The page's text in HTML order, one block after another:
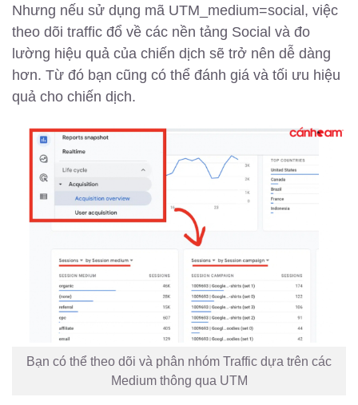
Nhưng nếu sử dụng mã UTM_medium=social, việc
theo dõi traffic đổ về các nền tảng Social và đo
lường hiệu quả của chiến dịch sẽ trở nên dễ dàng
hơn. Từ đó bạn cũng có thể đánh giá và tối ưu hiệu
quả cho chiến dịch.
Bạn có thể theo dõi và phân nhóm Traffic dựa trên các
Medium thông qua UTM